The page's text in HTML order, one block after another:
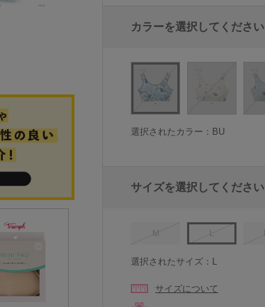
カラーを選択してください
選択されたカラー：BU
サイズを選択してください
M L
選択されたサイズ：L
サイズについて